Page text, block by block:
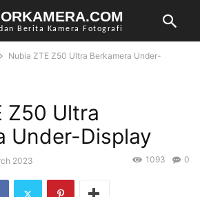
Berita Kamera Fotografi
Nubia ZTE Z50 Ultra Berkamera Under-
Z50 Ultra
Under-Display
2023 0
1093